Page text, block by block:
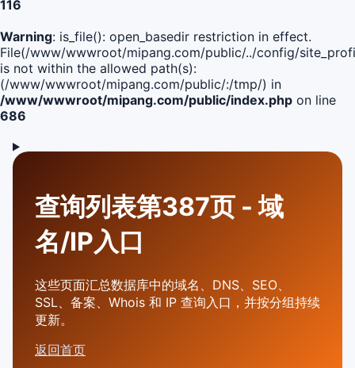
116
Warning: is_file(): open_basedir restriction in effect.
File(/www/wwwroot/mipang.com/public/../config/
is not within the allowed path(s):
(/www/wwwroot/mipang.com/public/:/tmp/) in
/www/wwwroot/mipang.com/public/index.php on line
686
查询列表第387页 - 域
名/IP入口
这些页面汇总数据库中的域名、DNS、SEO、
SSL、备案、Whois 和 IP 查询入口，并按分组持续
更新。
返回首页